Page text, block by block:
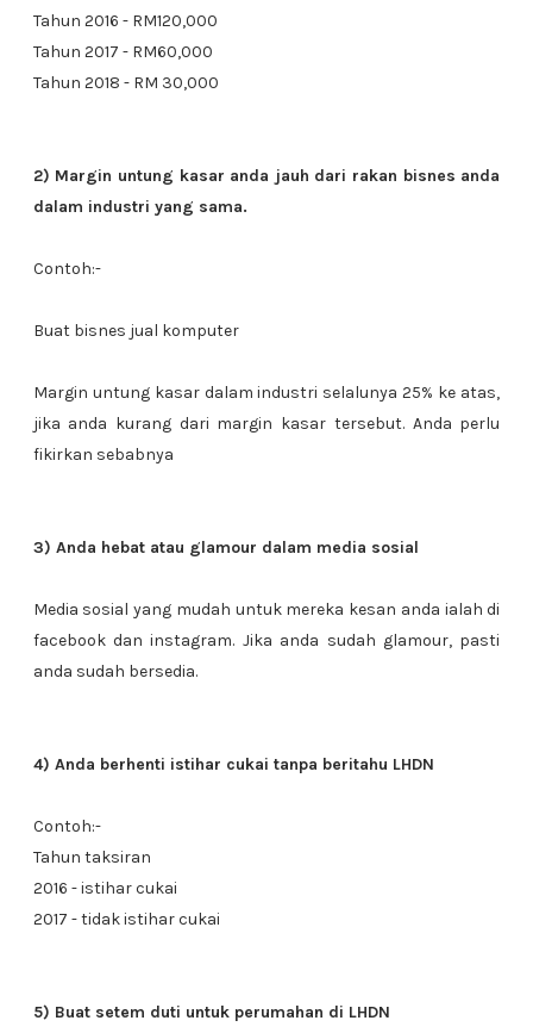
Tahun 2016 - RM120,000
Tahun 2017 - RM60,000
Tahun 2018 - RM 30,000
2) Margin untung kasar anda jauh dari rakan bisnes anda
dalam industri yang sama.
Contoh:-
Buat bisnes jual komputer
Margin untung kasar dalam industri selalunya 25% ke atas,
jika anda kurang dari margin kasar tersebut. Anda perlu
fikirkan sebabnya
3) Anda hebat atau glamour dalam media sosial
Media sosial yang mudah untuk mereka kesan anda ialah di
facebook dan instagram. Jika anda sudah glamour, pasti
anda sudah bersedia.
4) Anda berhenti istihar cukai tanpa beritahu LHDN
Contoh:-
Tahun taksiran
2016 - istihar cukai
2017 - tidak istihar cukai
5) Buat setem duti untuk perumahan di LHDN